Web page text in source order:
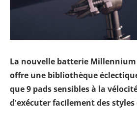
La nouvelle batterie
offre une bibliothèque
que 9 pads sensibles à la
d'exécuter facilement des styles